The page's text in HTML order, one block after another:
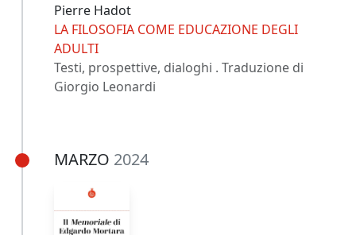
Pierre Hadot
LA FILOSOFIA COME EDUCAZIONE DEGLI
ADULTI
Testi, prospettive, dialoghi . Traduzione di
Giorgio Leonardi
MARZO 2024